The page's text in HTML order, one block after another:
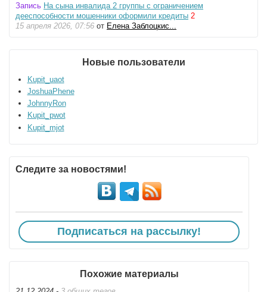
Запись На сына инвалида 2 группы с ограничением
дееспособности мошенники оформили кредиты 2
15 апреля 2026, 07:56 от Елена Заблоцкис...
Новые пользователи
Kupit_uaot
JoshuaPhene
JohnnyRon
Kupit_pwot
Kupit_mjot
Следите за новостями!
Подписаться на рассылку!
Похожие материалы